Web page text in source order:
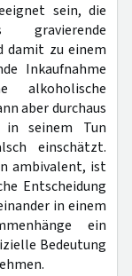
sein, die
gravierende
damit zu einem
Inkaufnahme
alkoholische
aber durchaus
in seinem Tun
einschätzt.
ambivalent, ist
Entscheidung
in einem
ein
Bedeutung